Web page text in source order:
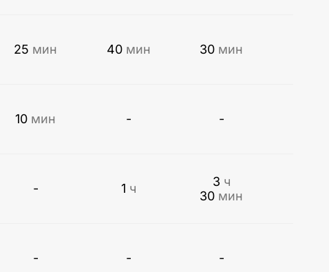
25 мин 40 мин 30 мин
10 мин - -
- 1 ч 3 ч
30 мин
- - -